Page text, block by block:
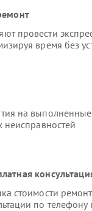
провести
время без
на
неисправностей
стоимости
по